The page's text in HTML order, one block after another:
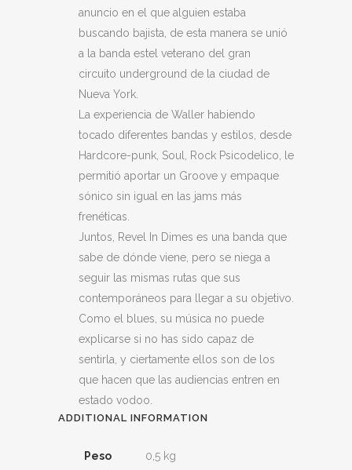
anuncio en el que alguien estaba
buscando bajista, de esta manera se unió
a la banda estel veterano del gran
circuito underground de la ciudad de
Nueva York.
La experiencia de Waller habiendo
tocado diferentes bandas y estilos, desde
Hardcore-punk, Soul, Rock Psicodelico, le
permitió aportar un Groove y empaque
sónico sin igual en las jams más
frenéticas.
Juntos, Revel In Dimes es una banda que
sabe de dónde viene, pero se niega a
seguir las mismas rutas que sus
contemporáneos para llegar a su objetivo.
Como el blues, su música no puede
explicarse si no has sido capaz de
sentirla, y ciertamente ellos son de los
que hacen que las audiencias entren en
estado vodoo.
ADDITIONAL INFORMATION
Peso 0,5 kg